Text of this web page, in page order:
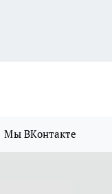
Мы ВКонтакте